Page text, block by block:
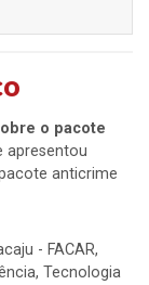
o pacote
apresentou
anticrime
- FACAR,
Tecnologia